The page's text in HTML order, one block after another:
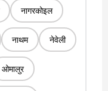
नागरकोइल
नाथम नेवेली
ओमालुर